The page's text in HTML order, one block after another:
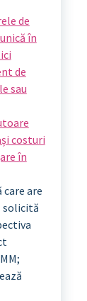
de
în
de
sau
costuri
în
are
solicită